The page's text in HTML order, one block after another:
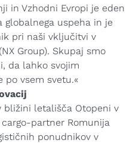
in Vzhodni Evropi je eden
globalnega uspeha in je
pri naši vključitvi v
Group). Skupaj smo
da lahko svojim
po vsem svetu.«
bližini letališča Otopeni v
partner Romunija
ponudnikov v